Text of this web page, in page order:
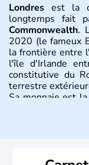
Londres est la
longtemps fait
Commonwealth.
2020 (le fameux
la frontière entre l'
l'île d'Irlande
constitutive du
terrestre
Sa monnaie est la
instable avec de